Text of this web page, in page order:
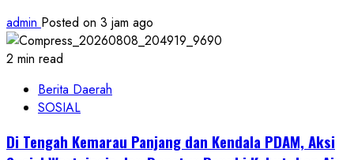
admin Posted on 3 jam ago
2 min read
Berita Daerah
SOSIAL
Di Tengah Kemarau Panjang dan Kendala PDAM, Aksi